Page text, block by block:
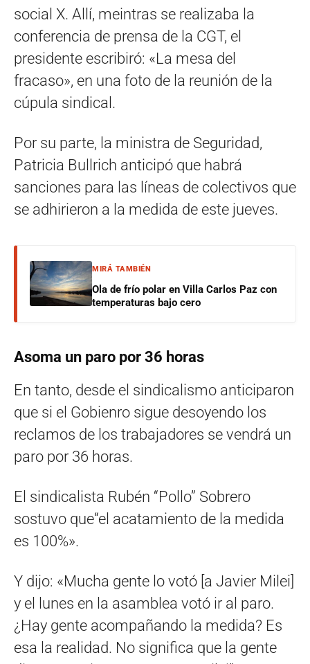
social X. Allí, meintras se realizaba la
conferencia de prensa de la CGT, el
presidente escribiró: «La mesa del
fracaso», en una foto de la reunión de la
cúpula sindical.
Por su parte, la ministra de Seguridad,
Patricia Bullrich anticipó que habrá
sanciones para las líneas de colectivos que
se adhirieron a la medida de este jueves.
MIRÁ TAMBIÉN
Ola de frío polar en Villa Carlos Paz con
temperaturas bajo cero
Asoma un paro por 36 horas
En tanto, desde el sindicalismo anticiparon
que si el Gobienro sigue desoyendo los
reclamos de los trabajadores se vendrá un
paro por 36 horas.
El sindicalista Rubén “Pollo” Sobrero
sostuvo que“el acatamiento de la medida
es 100%».
Y dijo: «Mucha gente lo votó [a Javier Milei]
y el lunes en la asamblea votó ir al paro.
¿Hay gente acompañando la medida? Es
esa la realidad. No significa que la gente